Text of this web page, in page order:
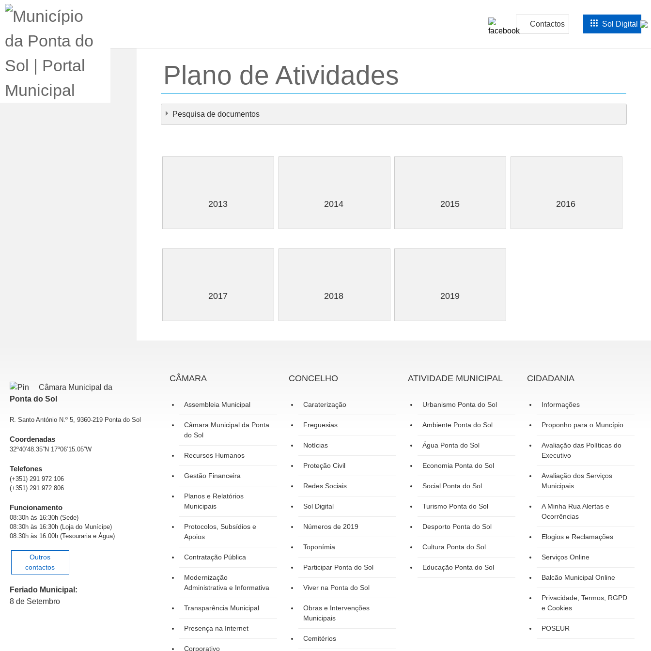
Contactos Sol Digital
Loading...
Plano de Atividades
Pesquisa de documentos
2013 2014 2015 2016
2017 2018 2019
Câmara Municipal da
Ponta do Sol
R. Santo António N.º 5, 9360-219 Ponta do Sol
Coordenadas
32º40’48.35”N 17º06’15.05”W
Telefones
(+351) 291 972 106
(+351) 291 972 806
Funcionamento
08:30h às 16:30h (Sede)
08:30h às 16:30h (Loja do Munícipe)
08:30h às 16:00h (Tesouraria e Água)
Outros
contactos
Feriado Municipal:
8 de Setembro
CÂMARA
Assembleia Municipal
Câmara Municipal da Ponta
do Sol
Recursos Humanos
Gestão Financeira
Planos e Relatórios
Municipais
Protocolos, Subsídios e
Apoios
Contratação Pública
Modernização
Administrativa e Informativa
Transparência Municipal
Presença na Internet
Corporativo
CONCELHO
Caraterização
Freguesias
Notícias
Proteção Civil
Redes Sociais
Sol Digital
Números de 2019
Toponímia
Participar Ponta do Sol
Viver na Ponta do Sol
Obras e Intervenções
Municipais
Cemitérios
ATIVIDADE MUNICIPAL
Urbanismo Ponta do Sol
Ambiente Ponta do Sol
Água Ponta do Sol
Economia Ponta do Sol
Social Ponta do Sol
Turismo Ponta do Sol
Desporto Ponta do Sol
Cultura Ponta do Sol
Educação Ponta do Sol
CIDADANIA
Informações
Proponho para o Muncípio
Avaliação das Políticas do
Executivo
Avaliação dos Serviços
Municipais
A Minha Rua Alertas e
Ocorrências
Elogios e Reclamações
Serviços Online
Balcão Municipal Online
Privacidade, Termos, RGPD
e Cookies
POSEUR